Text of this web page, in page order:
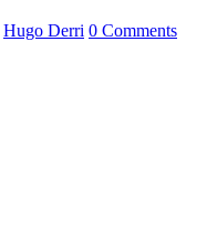
Hugo Derri 0 Comments